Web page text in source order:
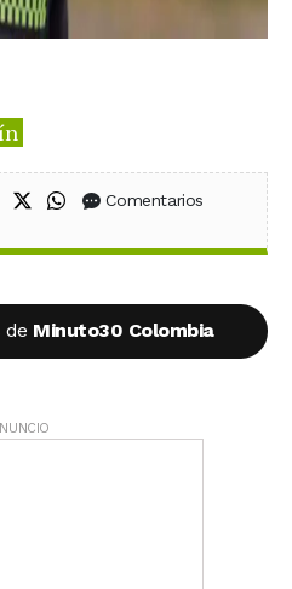
en Facebook
Compartir en X (Twitter)
Compartir en WhatsApp
Comentarios
de Minuto30 Colombia